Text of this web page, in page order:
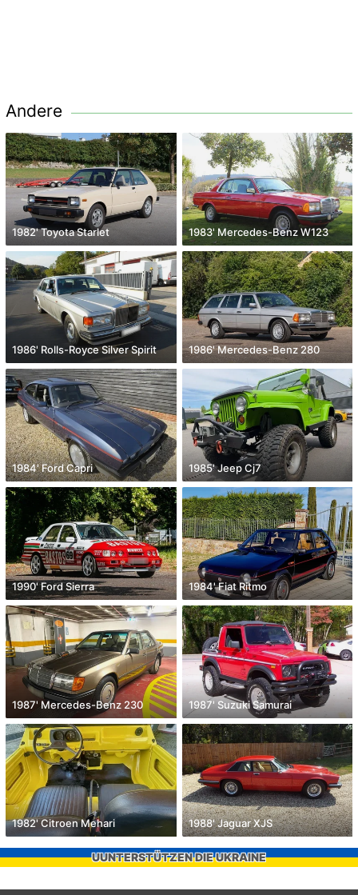
Andere
1982' Toyota Starlet 1983' Mercedes-Benz W123
1986' Rolls-Royce Silver Spirit 1986' Mercedes-Benz 280
1984' Ford Capri 1985' Jeep Cj7
1990' Ford Sierra 1984' Fiat Ritmo
1987' Mercedes-Benz 230 1987' Suzuki Samurai
1982' Citroen Mehari 1988' Jaguar XJS
UUNTERSTÜTZEN DIE UKRAINE